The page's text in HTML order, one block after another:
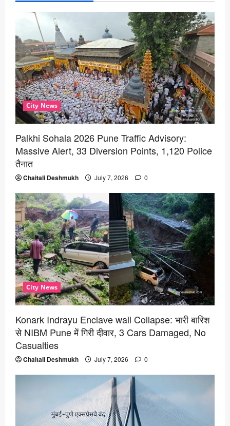
City News
Palkhi Sohala 2026 Pune Traffic Advisory:
Massive Alert, 33 Diversion Points, 1,120 Police
तैनात
Chaitali Deshmukh July 7, 2026 0
City News
Konark Indrayu Enclave wall Collapse: भारी बारिश
से NIBM Pune में गिरी दीवार, 3 Cars Damaged, No
Casualties
Chaitali Deshmukh July 7, 2026 0